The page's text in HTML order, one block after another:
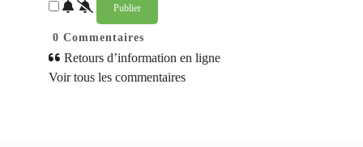
0 Commentaires
Retours d’information en ligne
Voir tous les commentaires